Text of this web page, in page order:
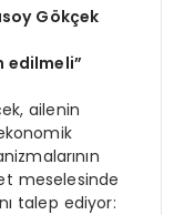
Gökçek
edilmeli”
ailenin
meselesinde
talep ediyor: